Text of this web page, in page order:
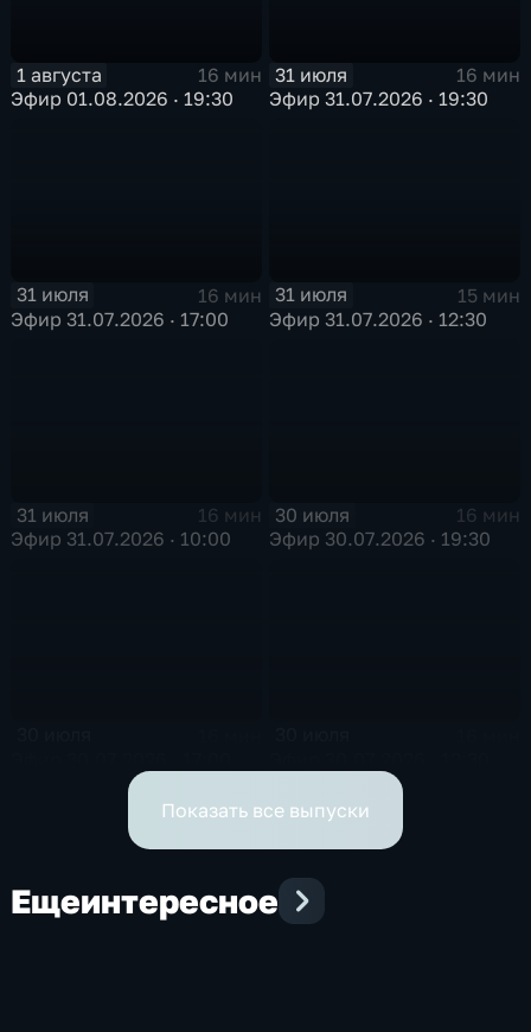
1 августа
16 мин
Эфир 01.08.2026 · 19:30
31 июля
16 мин
Эфир 31.07.2026 · 19:30
31 июля
16 мин
Эфир 31.07.2026 · 17:00
31 июля
15 мин
Эфир 31.07.2026 · 12:30
31 июля
16 мин
Эфир 31.07.2026 · 10:00
30 июля
16 мин
Эфир 30.07.2026 · 19:30
Показать все выпуски
Ещеинтересное